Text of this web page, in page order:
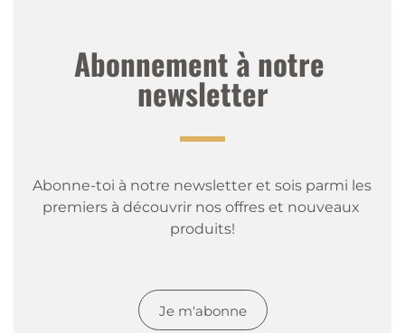
Abonnement à notre
newsletter
Abonne-toi à notre newsletter et sois parmi les
premiers à découvrir nos offres et nouveaux
produits!
Je m'abonne